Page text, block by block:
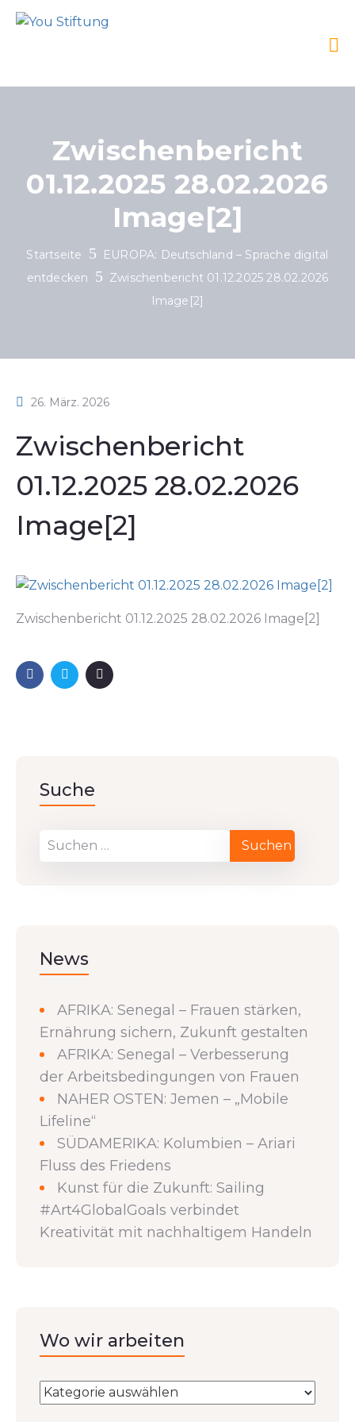
Zwischenbericht
01.12.2025 28.02.2026
Image[2]
Startseite
EUROPA: Deutschland – Sprache digital
entdecken
Zwischenbericht 01.12.2025 28.02.2026
Image[2]
26. März. 2026
Zwischenbericht
01.12.2025 28.02.2026
Image[2]
Zwischenbericht 01.12.2025 28.02.2026 Image[2]
Suche
News
AFRIKA: Senegal – Frauen stärken,
Ernährung sichern, Zukunft gestalten
AFRIKA: Senegal – Verbesserung
der Arbeitsbedingungen von Frauen
NAHER OSTEN: Jemen – „Mobile
Lifeline“
SÜDAMERIKA: Kolumbien – Ariari
Fluss des Friedens
Kunst für die Zukunft: Sailing
#Art4GlobalGoals verbindet
Kreativität mit nachhaltigem Handeln
Wo wir arbeiten